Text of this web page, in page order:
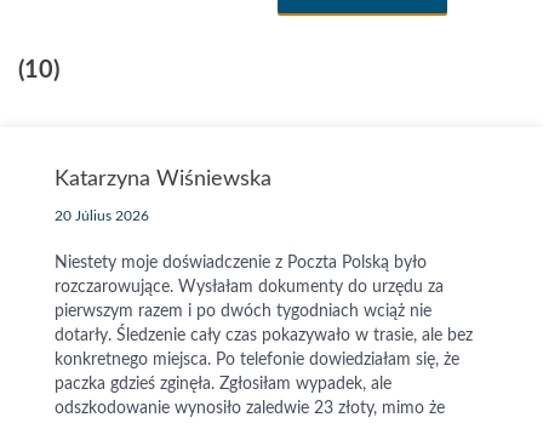
(10)
Katarzyna Wiśniewska
20 Július 2026
Niestety moje doświadczenie z Poczta Polską było
rozczarowujące. Wysłałam dokumenty do urzędu za
pierwszym razem i po dwóch tygodniach wciąż nie
dotarły. Śledzenie cały czas pokazywało w trasie, ale bez
konkretnego miejsca. Po telefonie dowiedziałam się, że
paczka gdzieś zginęła. Zgłosiłam wypadek, ale
odszkodowanie wynosiło zaledwie 23 złoty, mimo że